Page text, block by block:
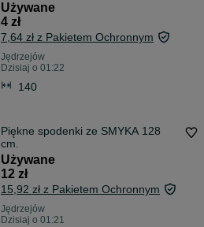
Używane
4 zł
7,64 zł z Pakietem Ochronnym
Jędrzejów
Dzisiaj o 01:22
140
Piękne spodenki ze SMYKA 128
cm.
Używane
12 zł
15,92 zł z Pakietem Ochronnym
Jędrzejów
Dzisiaj o 01:21